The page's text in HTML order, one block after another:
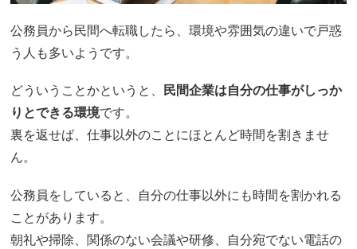
公務員から民間へ転職したら、環境や雰囲気の違いで戸惑
う人も多いようです。
どういうことかというと、 民間企業は自分の仕事がしっか
りとできる環境です。
裏を返せば、仕事以外のことにほとんど時間を割きませ
ん。
公務員をしていると、自分の仕事以外にも時間を割かれる
ことがあります。
朝礼や掃除、関係のない会議や研修、自分宛でない電話の